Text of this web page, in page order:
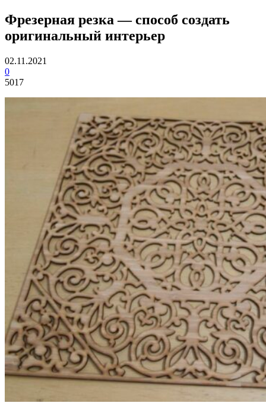
Фрезерная резка — способ создать
оригинальный интерьер
02.11.2021
0
5017